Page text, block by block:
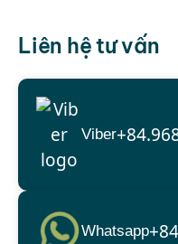
Liên hệ tư vấn
Viber
Whatsapp